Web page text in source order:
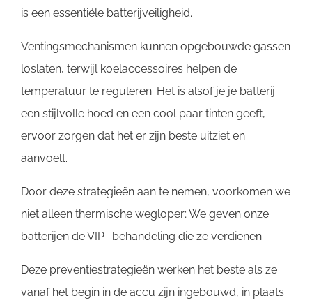
is een essentiële batterijveiligheid.
Ventingsmechanismen kunnen opgebouwde gassen
loslaten, terwijl koelaccessoires helpen de
temperatuur te reguleren. Het is alsof je je batterij
een stijlvolle hoed en een cool paar tinten geeft,
ervoor zorgen dat het er zijn beste uitziet en
aanvoelt.
Door deze strategieën aan te nemen, voorkomen we
niet alleen thermische wegloper; We geven onze
batterijen de VIP -behandeling die ze verdienen.
Deze preventiestrategieën werken het beste als ze
vanaf het begin in de accu zijn ingebouwd, in plaats